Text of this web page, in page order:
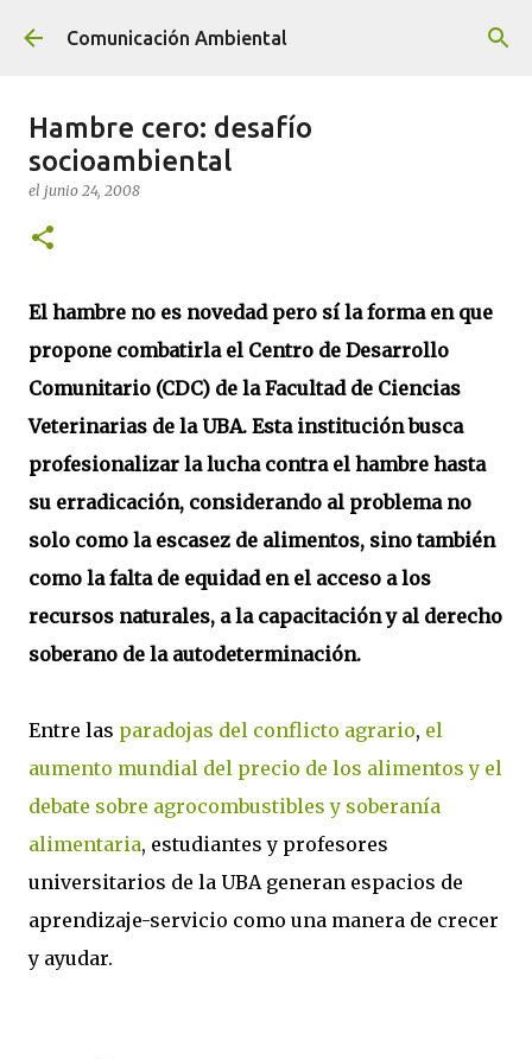
Ir al contenido principal
Comunicación Ambiental
Hambre cero: desafío
socioambiental
el junio 24, 2008
El hambre no es novedad pero sí la forma en que
propone combatirla el Centro de Desarrollo
Comunitario (CDC) de la Facultad de Ciencias
Veterinarias de la UBA. Esta institución busca
profesionalizar la lucha contra el hambre hasta
su erradicación, considerando al problema no
solo como la escasez de alimentos, sino también
como la falta de equidad en el acceso a los
recursos naturales, a la capacitación y al derecho
soberano de la autodeterminación.
Entre las paradojas del conflicto agrario, el
aumento mundial del precio de los alimentos y el
debate sobre agrocombustibles y soberanía
alimentaria, estudiantes y profesores
universitarios de la UBA generan espacios de
aprendizaje-servicio como una manera de crecer
y ayudar.